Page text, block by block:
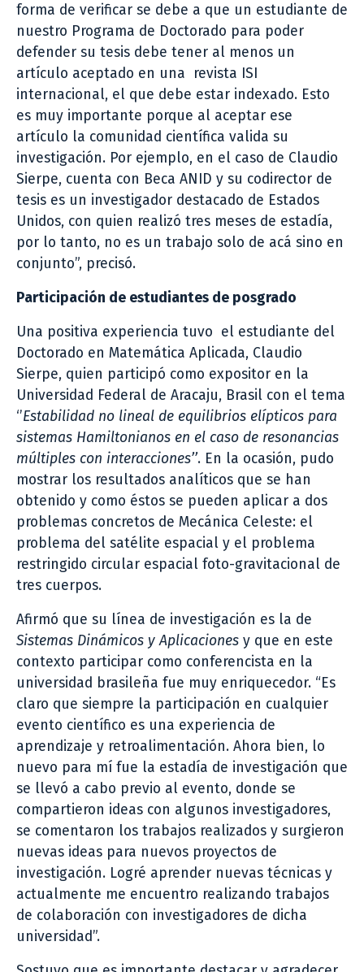
forma de verificar se debe a que un estudiante de
nuestro Programa de Doctorado para poder
defender su tesis debe tener al menos un
artículo aceptado en una revista ISI
internacional, el que debe estar indexado. Esto
es muy importante porque al aceptar ese
artículo la comunidad científica valida su
investigación. Por ejemplo, en el caso de Claudio
Sierpe, cuenta con Beca ANID y su codirector de
tesis es un investigador destacado de Estados
Unidos, con quien realizó tres meses de estadía,
por lo tanto, no es un trabajo solo de acá sino en
conjunto”, precisó.
Participación de estudiantes de posgrado
Una positiva experiencia tuvo el estudiante del
Doctorado en Matemática Aplicada, Claudio
Sierpe, quien participó como expositor en la
Universidad Federal de Aracaju, Brasil con el tema
‘’Estabilidad no lineal de equilibrios elípticos para
sistemas Hamiltonianos en el caso de resonancias
múltiples con interacciones’’. En la ocasión, pudo
mostrar los resultados analíticos que se han
obtenido y como éstos se pueden aplicar a dos
problemas concretos de Mecánica Celeste: el
problema del satélite espacial y el problema
restringido circular espacial foto-gravitacional de
tres cuerpos.
Afirmó que su línea de investigación es la de
Sistemas Dinámicos y Aplicaciones y que en este
contexto participar como conferencista en la
universidad brasileña fue muy enriquecedor. “Es
claro que siempre la participación en cualquier
evento científico es una experiencia de
aprendizaje y retroalimentación. Ahora bien, lo
nuevo para mí fue la estadía de investigación que
se llevó a cabo previo al evento, donde se
compartieron ideas con algunos investigadores,
se comentaron los trabajos realizados y surgieron
nuevas ideas para nuevos proyectos de
investigación. Logré aprender nuevas técnicas y
actualmente me encuentro realizando trabajos
de colaboración con investigadores de dicha
universidad”.